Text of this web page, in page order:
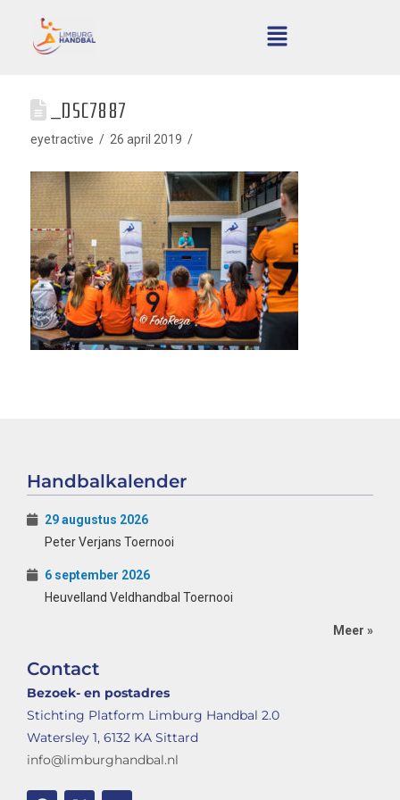
_DSC7887
eyetractive 26 april 2019
Handbalkalender
29 augustus 2026
Peter Verjans Toernooi
6 september 2026
Heuvelland Veldhandbal Toernooi
Meer »
Contact
Bezoek- en postadres
Stichting Platform Limburg Handbal 2.0
Watersley 1, 6132 KA Sittard
info@limburghandbal.nl